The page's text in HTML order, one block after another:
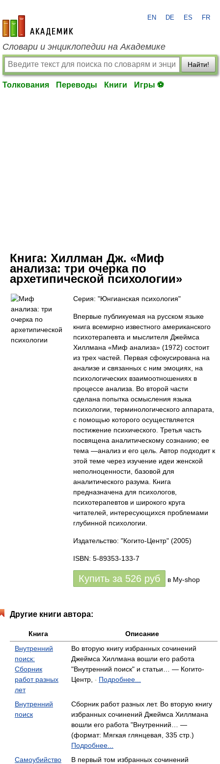
academic.ru
EN DE ES FR
Словари и энциклопедии на Академике
Найти!
Толкования Переводы Книги Игры ⚽
Книга: Хиллман Дж. «Миф
анализа: три очерка по
архетипической психологии»
Серия: "Юнгианская психология"
Впервые публикуемая на русском языке
книга всемирно известного американского
психотерапевта и мыслителя Джеймса
Хиллмана «Миф анализа» (1972) состоит
из трех частей. Первая сфокусирована на
анализе и связанных с ним эмоциях, на
психологических взаимоотношениях в
процессе анализа. Во второй части
сделана попытка осмысления языка
психологии, терминологического аппарата,
с помощью которого осуществляется
постижение психического. Третья часть
посвящена аналитическому сознанию; ее
тема —анализ и его цель. Автор подходит к
этой теме через изучение идеи женской
неполноценности, базовой для
аналитического разума. Книга
предназначена для психологов,
психотерапевтов и широкого круга
читателей, интересующихся проблемами
глубинной психологии.
Издательство: "Когито-Центр" (2005)
ISBN: 5-89353-133-7
Купить за 526 руб в My-shop
Другие книги автора:
Книга
Описание
Внутренний
поиск:
Сборник
работ разных
лет
Во вторую книгу избранных сочинений
Джеймса Хиллмана вошли его работа
"Внутренний поиск" и статьи… — Когито-
Центр,
- Подробнее...
Внутренний
поиск
Сборник работ разных лет. Во вторую книгу
избранных сочинений Джеймса Хиллмана
вошли его работа "Внутренний… —
(формат: Мягкая глянцевая, 335 стр.)
Подробнее...
Самоубийство
В первый том избранных сочинений